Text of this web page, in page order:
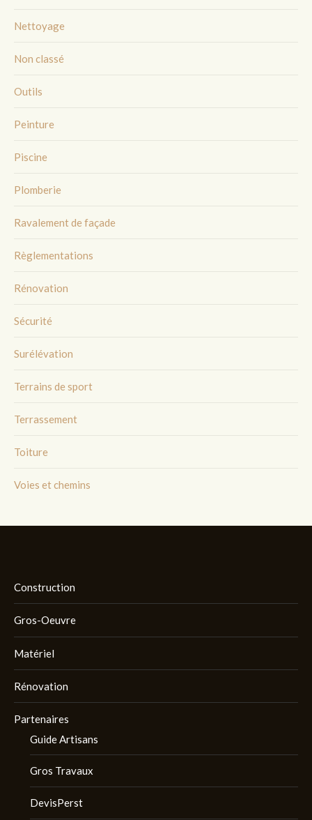
Nettoyage
Non classé
Outils
Peinture
Piscine
Plomberie
Ravalement de façade
Règlementations
Rénovation
Sécurité
Surélévation
Terrains de sport
Terrassement
Toiture
Voies et chemins
Construction
Gros-Oeuvre
Matériel
Rénovation
Partenaires
Guide Artisans
Gros Travaux
DevisPerst